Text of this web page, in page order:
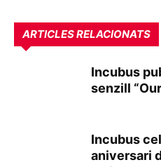
ARTICLES RELACIONATS
Incubus
senzill
Incubus
aniversari